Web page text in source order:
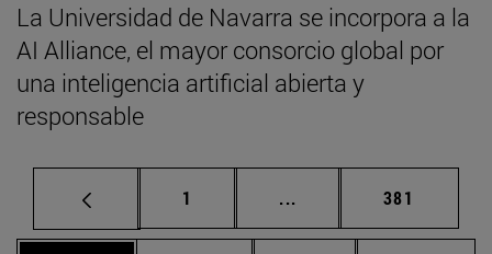
La Universidad de Navarra se incorpora a la
AI Alliance, el mayor consorcio global por
una inteligencia artificial abierta y
responsable
Página
1 ... Páginas intermedias
Página
381